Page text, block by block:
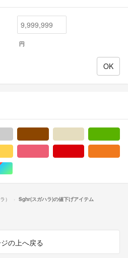
円
/金色系マルチカラー
） Sghr(スガハラ)の値下げアイテム
の上へ戻る